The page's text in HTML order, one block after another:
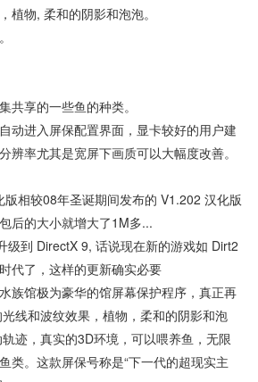
植物, 柔和的阴影和泡泡。
共享的一些鱼的种类。
动进入屏保配置界面，显卡较好的用户建
辨率尤其是宽屏下画质可以大幅度改善。
相较08年圣诞期间发布的 V1.202 汉化版
后的大小就增大了1M多...
级到 DirectX 9, 话说现在新的游戏如 Dirt2
代了，这样的更新确实必要
族馆极为豪华的馆屏幕保护程序，真正再
线和波纹效果，植物，柔和的阴影和泡
迹，真实的3D环境，可以喂养鱼，无限
类。这款屏保号称是“下一代的超现实主